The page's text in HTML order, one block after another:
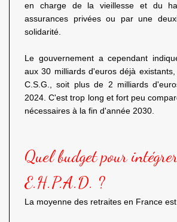
en charge de la vieillesse et du
assurances privées ou par une
solidarité.
Le gouvernement a cependant
aux 30 milliards d'euros déjà
C.S.G., soit plus de 2 milliards
2024. C'est trop long et fort peu
nécessaires à la fin d'année 2030.
Quel budget pour
E.H.P.A.D. ?
La moyenne des retraites en France